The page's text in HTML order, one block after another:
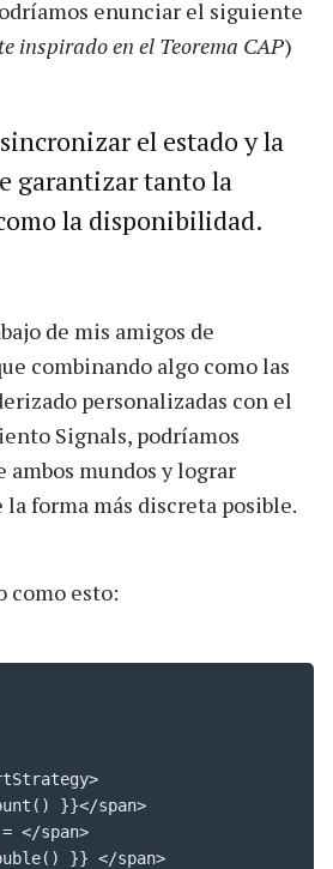
enunciar el siguiente
inspirado en el Teorema CAP)
el estado y la
garantizar tanto la
la disponibilidad.
de mis amigos de
combinando algo como las
personalizadas con el
Signals, podríamos
ambos mundos y lograr
forma más discreta posible.
como esto:
}}</span>
</span>
}} </span>